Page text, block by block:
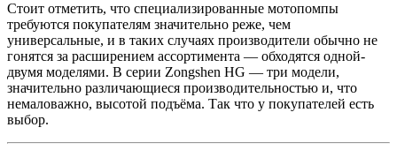
Стоит отметить, что специализированные мотопомпы
требуются покупателям значительно реже, чем
универсальные, и в таких случаях производители обычно не
гонятся за расширением ассортимента — обходятся одной-
двумя моделями. В серии Zongshen HG — три модели,
значительно различающиеся производительностью и, что
немаловажно, высотой подъёма. Так что у покупателей есть
выбор.